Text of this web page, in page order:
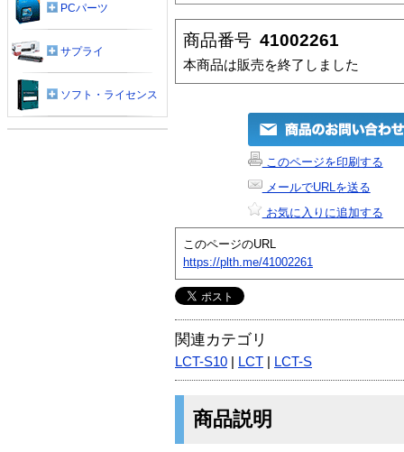
商品番号 41002261
本商品は販売を終了しました
このページを印刷する
メールでURLを送る
お気に入りに追加する
このページのURL
https://plth.me/41002261
関連カテゴリ
LCT-S10 LCT LCT-S
商品説明
PCパーツ
サプライ
ソフト・ライセンス